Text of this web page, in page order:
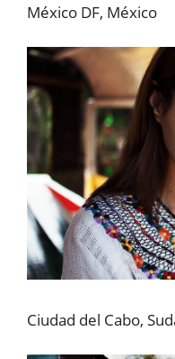
México DF, México
Ciudad del Cabo,